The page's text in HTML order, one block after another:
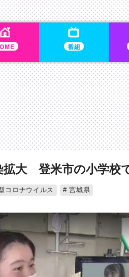
番組
拡大 登米市の小学校
コロナウイルス 宮城県